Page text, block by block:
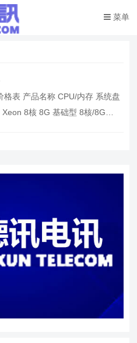
菜单
格表 产品名称 CPU/内存 系统盘
8核 8G 基础型 8核/8G